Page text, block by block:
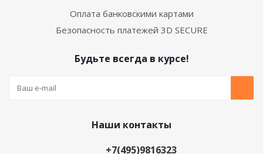
Оплата банковскими картами
Безопасность платежей 3D SECURE
Будьте всегда в курсе!
Наши контакты
+7(495)9816323